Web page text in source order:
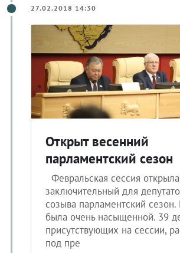
27.02.2018 14:30
Открыт весенний
парламентский сезон
Февральская сессия
заключительный для
созыва парламентский сезон.
была очень насыщенной. 39
присутствующих на сессии,
под пре